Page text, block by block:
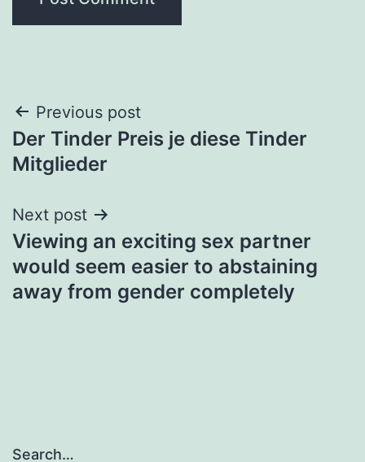
Post
navigation
Previous post
Der Tinder Preis je diese Tinder
Mitglieder
Next post
Viewing an exciting sex partner
would seem easier to abstaining
away from gender completely
Search…